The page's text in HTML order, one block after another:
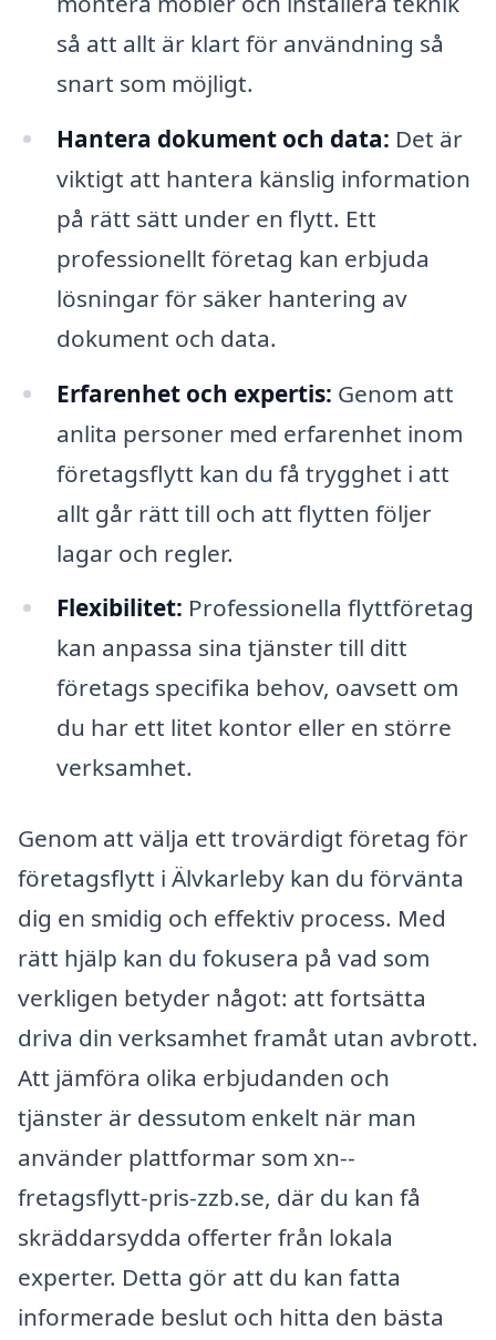
så att allt är klart för användning så
snart som möjligt.
Hantera dokument och data: Det är
viktigt att hantera känslig information
på rätt sätt under en flytt. Ett
professionellt företag kan erbjuda
lösningar för säker hantering av
dokument och data.
Erfarenhet och expertis: Genom att
anlita personer med erfarenhet inom
företagsflytt kan du få trygghet i att
allt går rätt till och att flytten följer
lagar och regler.
Flexibilitet: Professionella flyttföretag
kan anpassa sina tjänster till ditt
företags specifika behov, oavsett om
du har ett litet kontor eller en större
verksamhet.
Genom att välja ett trovärdigt företag för
företagsflytt i Älvkarleby kan du förvänta
dig en smidig och effektiv process. Med
rätt hjälp kan du fokusera på vad som
verkligen betyder något: att fortsätta
driva din verksamhet framåt utan avbrott.
Att jämföra olika erbjudanden och
tjänster är dessutom enkelt när man
använder plattformar som xn--
fretagsflytt-pris-zzb.se, där du kan få
skräddarsydda offerter från lokala
experter. Detta gör att du kan fatta
informerade beslut och hitta den bästa